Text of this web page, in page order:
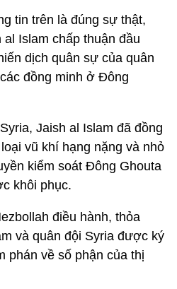
tin trên là đúng sự thật,
Islam chấp thuận đầu
dịch quân sự của quân
đồng minh ở Đông
Jaish al Islam đã đồng
vũ khí hạng nặng và nhỏ
kiểm soát Đông Ghouta
khôi phục.
điều hành, thỏa
và quân đội Syria được ký
phán về số phận của thị